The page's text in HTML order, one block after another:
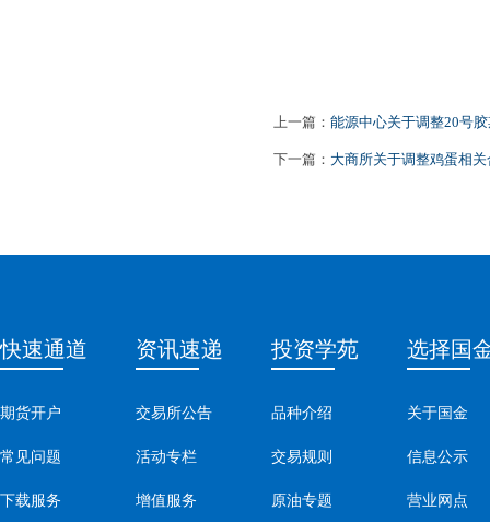
上一篇： 能源中心关于调整20号
下一篇： 大商所关于调整鸡蛋相
快速通道
期货开户
常见问题
下载服务
资讯速递
交易所公告
活动专栏
增值服务
投资学苑
品种介绍
交易规则
原油专题
选择国
关于国金
信息公示
营业网点